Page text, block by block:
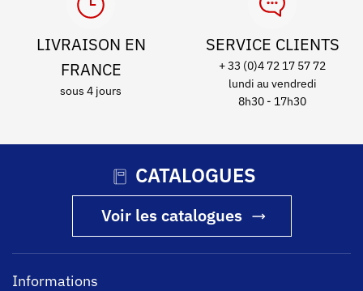
LIVRAISON EN
FRANCE
sous 4 jours
SERVICE CLIENTS
+ 33 (0)4 72 17 57 72
lundi au vendredi
8h30 - 17h30
CATALOGUES
Voir les catalogues
Informations